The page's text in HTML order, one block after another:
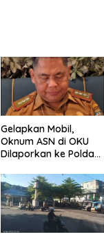
Gelapkan Mobil,
Oknum ASN di OKU
Dilaporkan ke Polda
Capai Rp1,2 Miliar